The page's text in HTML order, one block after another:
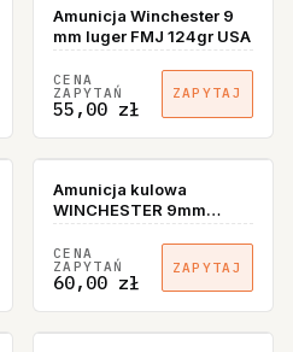
Amunicja Winchester 9
mm luger FMJ 124gr USA
CENA
ZAPYTAŃ
55,00 zł
ZAPYTAJ
Amunicja kulowa
WINCHESTER 9mm
LUGER - FMJ 115gr
CENA
ZAPYTAŃ
60,00 zł
ZAPYTAJ